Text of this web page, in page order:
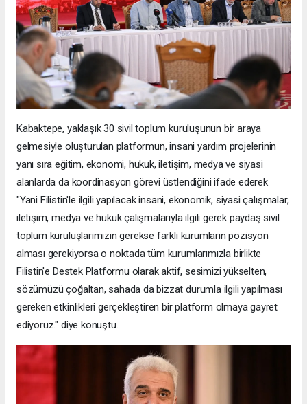
Kabaktepe, yaklaşık 30 sivil toplum kuruluşunun bir araya
gelmesiyle oluşturulan platformun, insani yardım projelerinin
yanı sıra eğitim, ekonomi, hukuk, iletişim, medya ve siyasi
alanlarda da koordinasyon görevi üstlendiğini ifade ederek
"Yani Filistin'le ilgili yapılacak insani, ekonomik, siyasi çalışmalar,
iletişim, medya ve hukuk çalışmalarıyla ilgili gerek paydaş sivil
toplum kuruluşlarımızın gerekse farklı kurumların pozisyon
alması gerekiyorsa o noktada tüm kurumlarımızla birlikte
Filistin'e Destek Platformu olarak aktif, sesimizi yükselten,
sözümüzü çoğaltan, sahada da bizzat durumla ilgili yapılması
gereken etkinlikleri gerçekleştiren bir platform olmaya gayret
ediyoruz." diye konuştu.